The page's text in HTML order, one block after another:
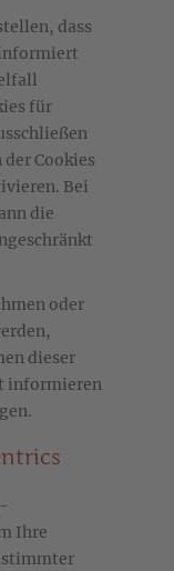
dass
informiert
für
Cookies
Bei
die
oder
dieser
informieren
Ihre